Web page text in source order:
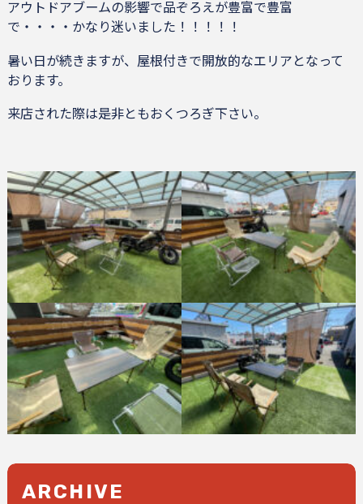
アウトドアブームの影響で品ぞろえが豊富で豊富
で・・・・かなり迷いました！！！！！
暑い日が続きますが、屋根付きで開放的なエリアとなって
おります。
来店された際は是非ともおくつろぎ下さい。
ARCHIVE